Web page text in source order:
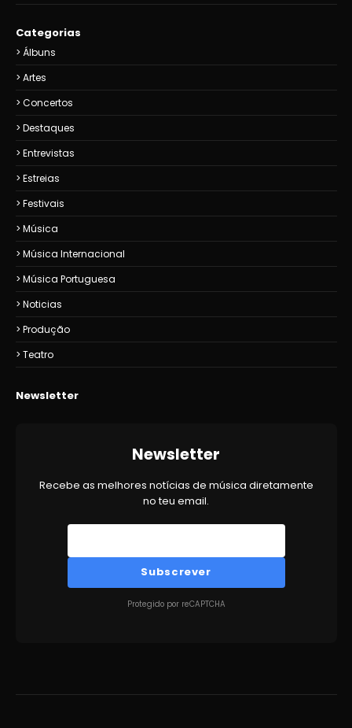
Categorias
Álbuns
Artes
Concertos
Destaques
Entrevistas
Estreias
Festivais
Música
Música Internacional
Música Portuguesa
Noticias
Produção
Teatro
Newsletter
Newsletter
Recebe as melhores notícias de música diretamente
no teu email.
Subscrever
Protegido por reCAPTCHA